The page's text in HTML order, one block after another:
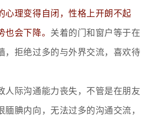
心理变得自闭，性格上开朗不起
会下降。 关着的门和窗户等于在
，拒绝过多的与外界交流，喜欢待
人际沟通能力丧失，不管是在朋友
腆内向，无法过多的沟通交流，